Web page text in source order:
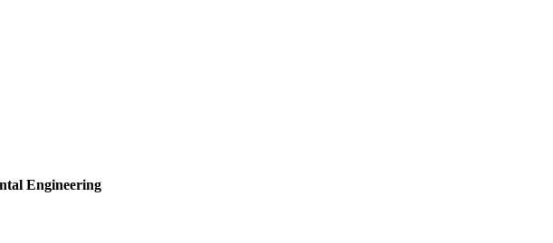
Engineering